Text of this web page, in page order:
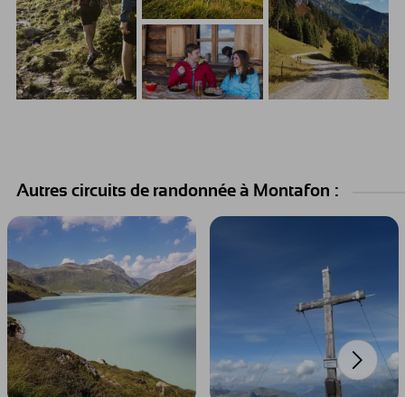
Autres circuits de randonnée à Montafon :